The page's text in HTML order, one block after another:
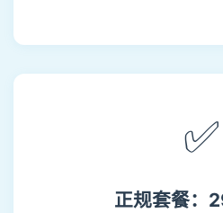
✅
正规套餐：